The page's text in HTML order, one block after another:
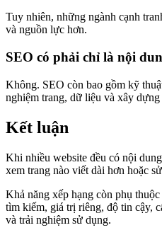
Tuy nhiên, những ngành cạnh
và nguồn lực hơn.
SEO có phải chỉ là nội
Không. SEO còn bao gồm kỹ
nghiệm trang, dữ liệu và xây
Kết luận
Khi nhiều website đều có nội
xem trang nào viết dài hơn hoặc
Khả năng xếp hạng còn phụ
tìm kiếm, giá trị riêng, độ tin cậy,
và trải nghiệm sử dụng.